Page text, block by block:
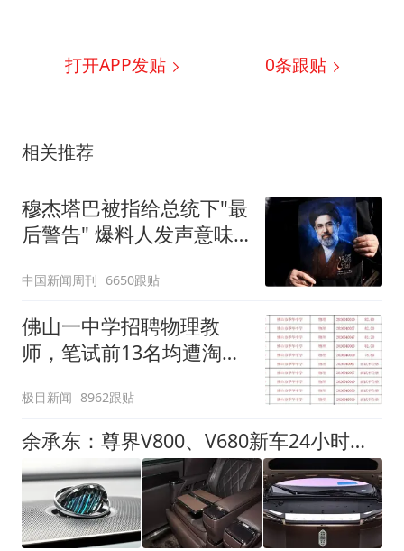
打开APP发贴 0条跟贴
相关推荐
穆杰塔巴被指给总统下"最
后警告" 爆料人发声意味
中国新闻周刊 6650跟贴
佛山一中学招聘物理教
师，笔试前13名均遭淘
聘，成立调查组全面核查
极目新闻 8962跟贴
余承东：尊界V800、V680新车24小时大定突破3500台